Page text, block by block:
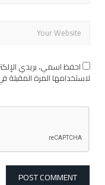
احفظ اسمي، بريدي
لاستخدامها المرة المقبلة